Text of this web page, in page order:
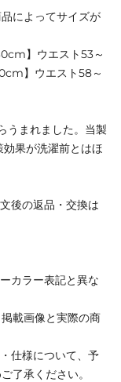
によってサイズが
】ウエスト53～
】ウエスト58～
うまれました。当製
果が洗濯前とはほ
後の返品・交換は
カラー表記と異な
載画像と実際の商
仕様について、予
了承ください。